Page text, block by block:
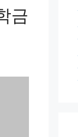
금